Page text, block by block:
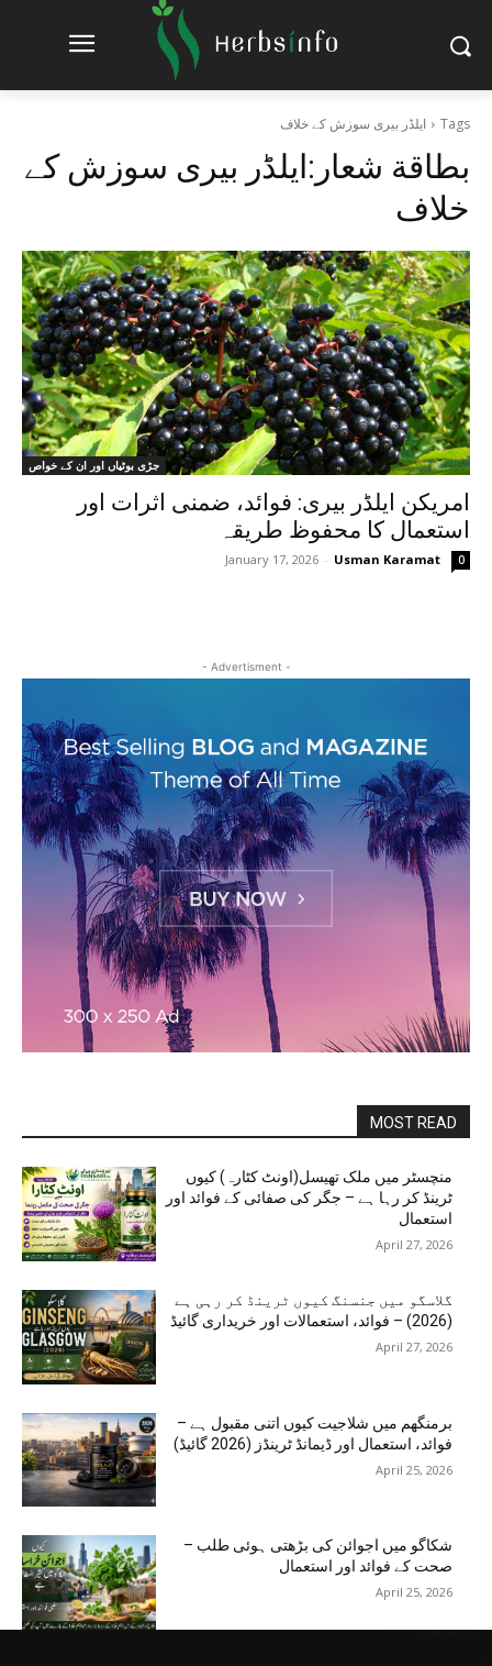
Tags ایلڈر بیری سوزش کے خلاف
بطاقة شعار:ایلڈر بیری سوزش کے
خلاف
جڑی بوٹیاں اور ان کے خواص
امریکن ایلڈر بیری: فوائد، ضمنی اثرات اور
استعمال کا محفوظ طریقہ
Usman Karamat
-
January 17, 2026 0
- Advertisment -
MOST READ
منچسٹر میں ملک تھیسل(اونٹ کٹارہ) کیوں
ٹرینڈ کر رہا ہے – جگر کی صفائی کے فوائد اور
استعمال
April 27, 2026
گلاسگو میں جنسنگ کیوں ٹرینڈ کر رہی ہے
(2026) – فوائد، استعمالات اور خریداری گائیڈ
April 27, 2026
برمنگھم میں شلاجیت کیوں اتنی مقبول ہے –
فوائد، استعمال اور ڈیمانڈ ٹرینڈز (2026 گائیڈ)
April 25, 2026
شکاگو میں اجوائن کی بڑھتی ہوئی طلب –
صحت کے فوائد اور استعمال
April 25, 2026